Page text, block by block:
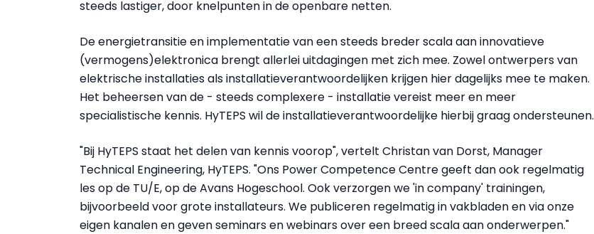
steeds lastiger, door knelpunten in de openbare netten.
De energietransitie en implementatie van een steeds breder scala aan innovatieve
(vermogens)elektronica brengt allerlei uitdagingen met zich mee. Zowel ontwerpers van
elektrische installaties als installatieverantwoordelijken krijgen hier dagelijks mee te maken.
Het beheersen van de - steeds complexere - installatie vereist meer en meer
specialistische kennis. HyTEPS wil de installatieverantwoordelijke hierbij graag ondersteunen.
"Bij HyTEPS staat het delen van kennis voorop", vertelt Christan van Dorst, Manager
Technical Engineering, HyTEPS. "Ons Power Competence Centre geeft dan ook regelmatig
les op de TU/E, op de Avans Hogeschool. Ook verzorgen we 'in company' trainingen,
bijvoorbeeld voor grote installateurs. We publiceren regelmatig in vakbladen en via onze
eigen kanalen en geven seminars en webinars over een breed scala aan onderwerpen."